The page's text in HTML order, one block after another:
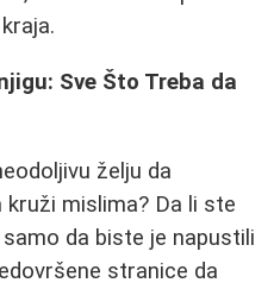
Sve Što Treba da
želju da
mislima? Da li ste
da biste je napustili
stranice da